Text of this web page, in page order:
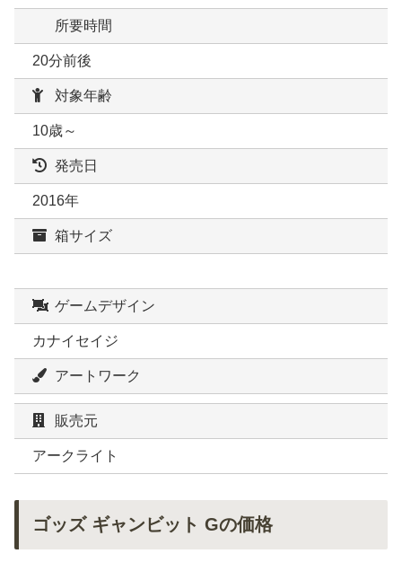
所要時間
20分前後
対象年齢
10歳～
発売日
2016年
箱サイズ
ゲームデザイン
カナイセイジ
アートワーク
販売元
アークライト
ゴッズ ギャンビット Gの価格